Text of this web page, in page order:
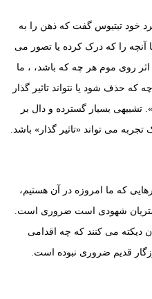
خود تیتیوس گفت که ذهن را به
را که درک کرده یا تصور می
روی موم هر چه که باشد، ، ما
که حذف شود یا نتواند تاثیر گذار
تشبیهی بسیار گسترده و دال بر
می تواند «تاثیر گذار» باشد.
که ما امروزه در آن هستیم،
شهودی است ضروری است.
دیکته می کنند که چه اقدامی
قدیم ضروری نبوده است.